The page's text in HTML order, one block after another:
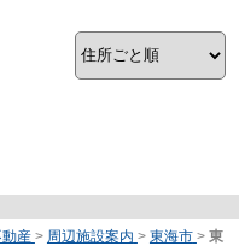
産 > 周辺施設案内 > 東海市 > 東